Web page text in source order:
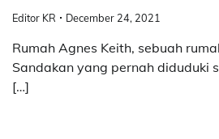
Editor KR December 24, 2021
Rumah Agnes Keith, sebuah
Sandakan yang pernah diduduki
[…]